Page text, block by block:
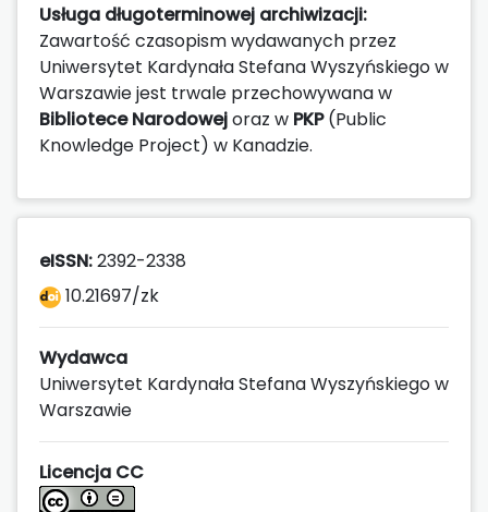
Usługa długoterminowej archiwizacji:
Zawartość czasopism wydawanych przez
Uniwersytet Kardynała Stefana Wyszyńskiego w
Warszawie jest trwale przechowywana w
Bibliotece Narodowejoraz w PKP(Public
Knowledge Project) w Kanadzie.
eISSN:2392-2338
10.21697/zk
Wydawca
Uniwersytet Kardynała Stefana Wyszyńskiego w
Warszawie
Licencja CC